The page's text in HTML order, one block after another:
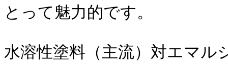
とって魅力的です。
水溶性塗料（主流）対エマル